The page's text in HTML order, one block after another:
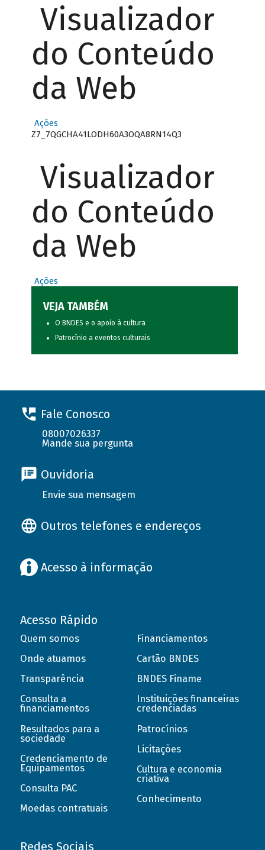
Visualizador
do Conteúdo
da Web
Ações
Z7_7QGCHA41LODH60A3OQA8RN14Q3
Visualizador
do Conteúdo
da Web
Ações
VEJA TAMBÉM
O BNDES e o apoio à cultura
Patrocínio a eventos culturais
Fale Conosco
08007026337
Mande sua pergunta
Ouvidoria
Envie sua mensagem
Outros telefones e endereços
Acesso à informação
Acesso Rápido
Quem somos
Onde atuamos
Transparência
Consulta a
financiamentos
Resultados para a
sociedade
Credenciamento de
Equipamentos
Consulta PAC
Moedas contratuais
Financiamentos
Cartão BNDES
BNDES Finame
Instituições financeiras
credenciadas
Patrocínios
Licitações
Cultura e economia
criativa
Conhecimento
Redes Sociais